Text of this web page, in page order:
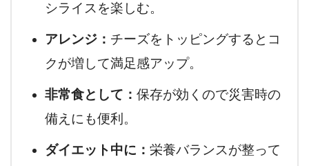
シライスを楽しむ。
アレンジ： チーズをトッピングするとコ
クが増して満足感アップ。
非常食として： 保存が効くので災害時の
備えにも便利。
ダイエット中に： 栄養バランスが整って